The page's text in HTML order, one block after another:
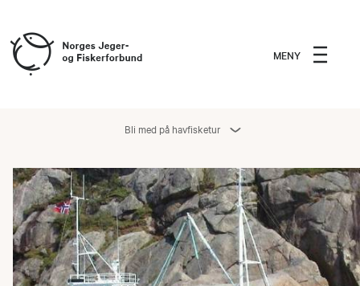
MENY
Bli med på havfisketur